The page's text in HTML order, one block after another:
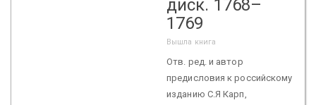
диск. 1768–
1769
Вышла книга
Отв. ред. и автор
предисловия к российскому
изданию С.Я Карп,